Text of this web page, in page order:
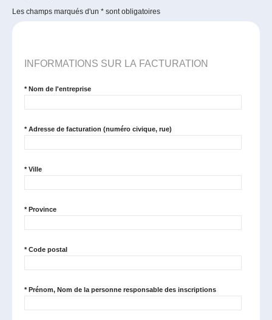
Les champs marqués d'un * sont obligatoires
INFORMATIONS SUR LA FACTURATION
*Nom de l'entreprise
*Adresse de facturation (numéro civique, rue)
*Ville
*Province
*Code postal
*Prénom, Nom de la personne responsable des inscriptions